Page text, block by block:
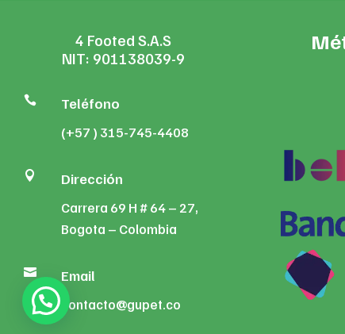
4 Footed S.A.S
NIT: 901138039-9
 Teléfono
(+57 ) 315-745-4408
 Dirección
Carrera 69 H # 64 – 27,
Bogota – Colombia
 Email
contacto@gupet.co